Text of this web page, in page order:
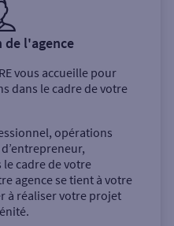
l'agence
vous accueille pour
dans le cadre de votre
opérations
cadre de votre
agence se tient à votre
à réaliser votre projet